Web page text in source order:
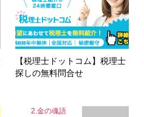
【税理士ドットコム】税理士
探しの無料問合せ
2.金の魂語